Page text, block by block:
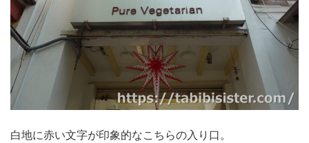
白地に赤い文字が印象的なこちらの入り口。